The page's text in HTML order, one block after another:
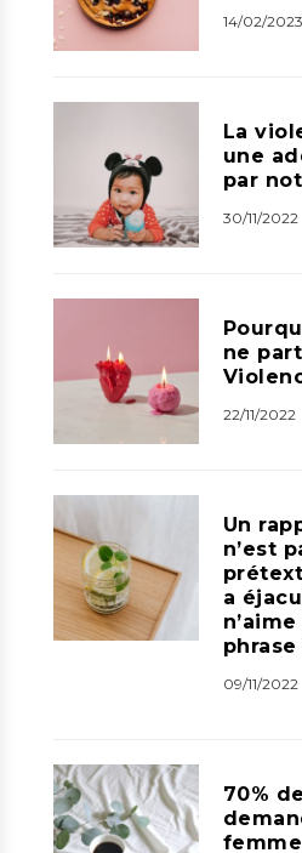
14/02/2023
La
une
par
30/11/2022
ne
22/11/2022
Un
n’est
a
phrase
09/11/2022
70%